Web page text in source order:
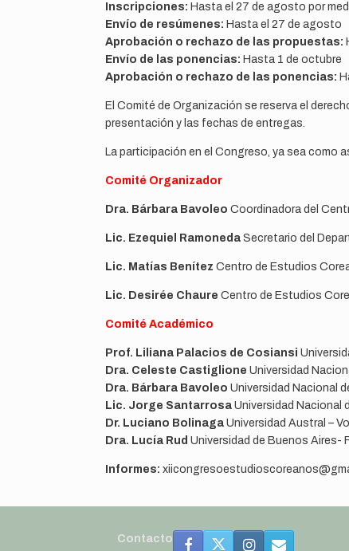
Inscripciones: Hasta el 27 de agosto por
Envío de resúmenes: Hasta el 27 de agosto
Aprobación o rechazo de las propuestas:
Envío de las ponencias: Hasta 1 de octubre
Aprobación o rechazo de las ponencias:
El Comité de Organización se reserva el
presentación y las fechas de entregas.
La participación en el Congreso, ya sea como
Comité Organizador
Dra. Bárbara Bavoleo Coordinadora del
Lic. Ezequiel Ramoneda Secretario del
Lic. Matías Benítez Centro de Estudios
Lic. Desirée Chaure Centro de Estudios
Comité Académico
Prof. Liliana Palacios de Cosiansi
Dra. Celeste Castiglione Universidad
Dra. Bárbara Bavoleo Universidad Nacional
Lic. Jorge Santarrosa Universidad Nacional
Dr. Luciano Bolinaga Universidad Austral –
Dra. Lucía Rud Universidad de Buenos Aires-
Informes:
Contacto